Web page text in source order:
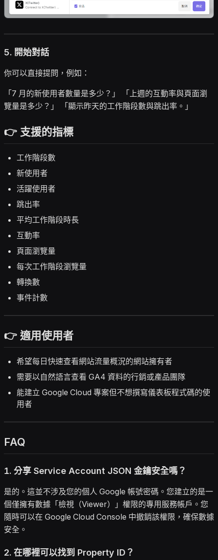
5. 開始對話
你可以直接提問，例如：
「7 月的新使用者數量是多少？」 「上週的互動率與頁面瀏
覽量是多少？」 「顯示昨天的工作階段數與跳出率。」
👉 支援的指標
工作階段數
新使用者
活躍使用者
跳出率
平均工作階段時長
互動率
頁面瀏覽量
每次工作階段瀏覽量
轉換數
事件計數
👉 適用使用者
希望每日快速查看網站流量概況的網站擁有者
需要以自然語言查看 GA4 資料的行銷或產品團隊
能建立 Google Cloud 專案但不想撰寫儀表板程式碼的使
用者
FAQ
1. 分享 Service Account JSON 金鑰安全嗎？
是的。這並不涉及您的個人 Google 帳號密碼。您建立的是一
個僅擁有數據「檢視（Viewer）」權限的專用服務帳戶。您
隨時可以在 Google Cloud Console 中撤銷該權限，確保數據
安全。
2. 在哪裡可以找到 Property ID？